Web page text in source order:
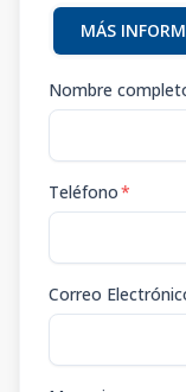
MÁS
Nombre
Teléfono*
Correo